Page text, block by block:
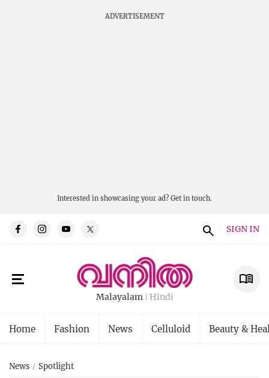
ADVERTISEMENT
Interested in showcasing your ad? Get in touch.
SIGN IN
Malayalam Hindi
Home Fashion News Celluloid Beauty &
News Spotlight